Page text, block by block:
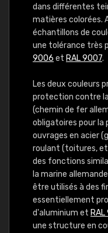
dans différentes
matières colorées.
échantillons de
une tolérance très
9006 et RAL 9007.
Les deux couleurs
protection contre
(chemin de fer
obligatoires pour
ouvrages en acier
roulant (toitures,
des fonctions
la marine
être utilisés à des
essentiellement
d'aluminium et
une structure en